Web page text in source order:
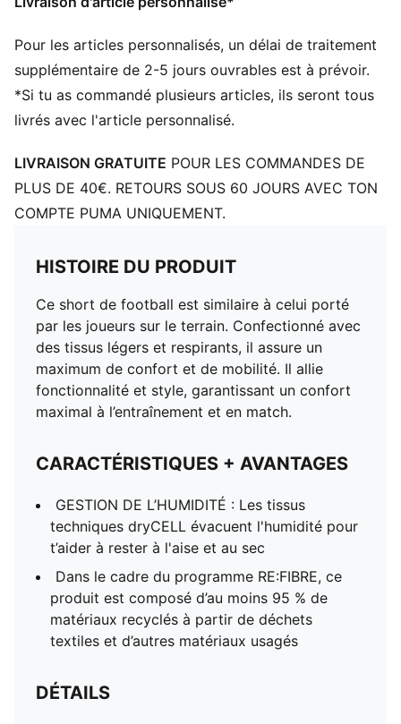
Longueur : Au-dessus des genoux
Panneaux en maille pour la ventilation
Logos du club et de PUMA à la poitrine
PUMA Enfant et Adolescent : recommandé pour les
enfants âgés de 8 à 16 ans
Pour les articles personnalisés, un délai de traitement
supplémentaire de 2-5 jours ouvrables est à prévoir.
*Si tu as commandé plusieurs articles, ils seront tous
livrés avec l'article personnalisé.
LIVRAISON GRATUITE POUR LES COMMANDES DE
PLUS DE 40€. RETOURS SOUS 60 JOURS AVEC TON
COMPTE PUMA UNIQUEMENT.
HISTOIRE DU PRODUIT
Ce short de football est similaire à celui porté
par les joueurs sur le terrain. Confectionné avec
des tissus légers et respirants, il assure un
maximum de confort et de mobilité. Il allie
fonctionnalité et style, garantissant un confort
maximal à l’entraînement et en match.
CARACTÉRISTIQUES + AVANTAGES
GESTION DE L’HUMIDITÉ : Les tissus
techniques dryCELL évacuent l'humidité pour
t’aider à rester à l'aise et au sec
Dans le cadre du programme RE:FIBRE, ce
produit est composé d’au moins 95 % de
matériaux recyclés à partir de déchets
textiles et d’autres matériaux usagés
DÉTAILS